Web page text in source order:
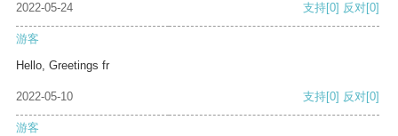
2022-05-24 支持[0] 反对[0]
游客
Hello, Greetings fr
2022-05-10 支持[0] 反对[0]
游客